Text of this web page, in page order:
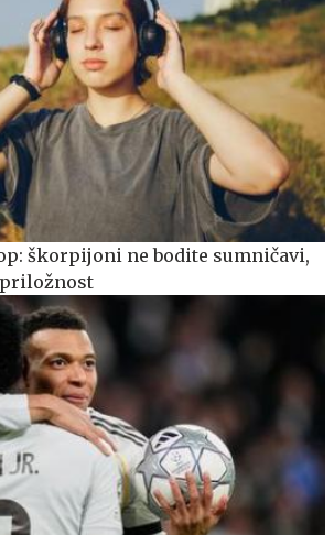
škorpijoni ne bodite sumničavi,